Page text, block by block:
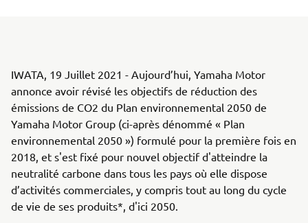
IWATA, 19 Juillet 2021 - Aujourd’hui, Yamaha Motor
annonce avoir révisé les objectifs de réduction des
émissions de CO2 du Plan environnemental 2050 de
Yamaha Motor Group (ci-après dénommé « Plan
environnemental 2050 ») formulé pour la première fois en
2018, et s'est fixé pour nouvel objectif d'atteindre la
neutralité carbone dans tous les pays où elle dispose
d’activités commerciales, y compris tout au long du cycle
de vie de ses produits*, d'ici 2050.